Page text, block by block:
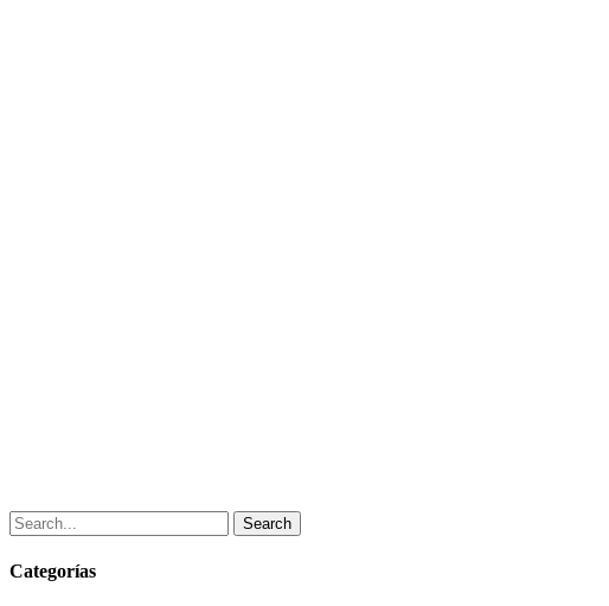
Search
Categorías